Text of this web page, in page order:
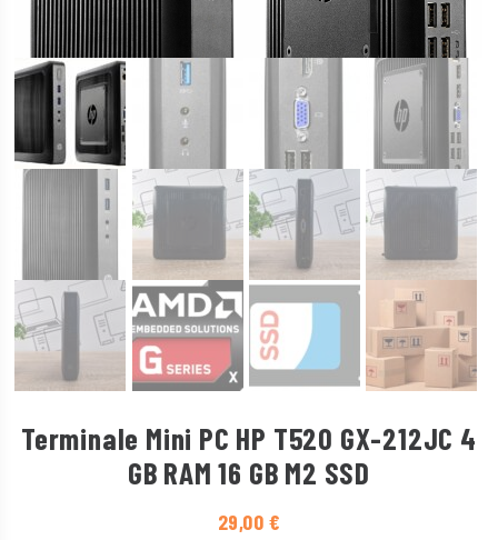
Terminale Mini PC HP T520 GX-212JC 4
GB RAM 16 GB M2 SSD
29,00 €